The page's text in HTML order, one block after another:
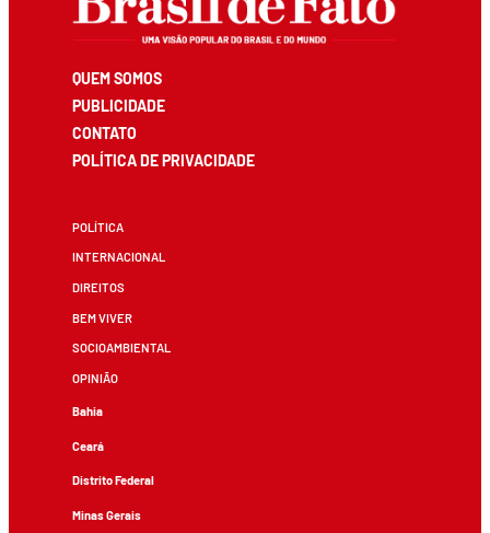
QUEM SOMOS
PUBLICIDADE
CONTATO
POLÍTICA DE PRIVACIDADE
POLÍTICA
INTERNACIONAL
DIREITOS
BEM VIVER
SOCIOAMBIENTAL
OPINIÃO
Bahia
Ceará
Distrito Federal
Minas Gerais